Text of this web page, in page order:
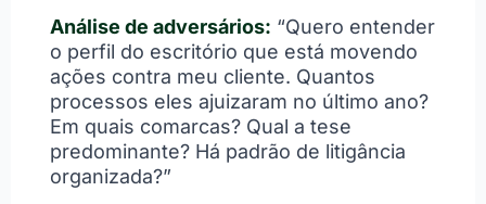
Análise de adversários: “Quero entender
o perfil do escritório que está movendo
ações contra meu cliente. Quantos
processos eles ajuizaram no último ano?
Em quais comarcas? Qual a tese
predominante? Há padrão de litigância
organizada?”